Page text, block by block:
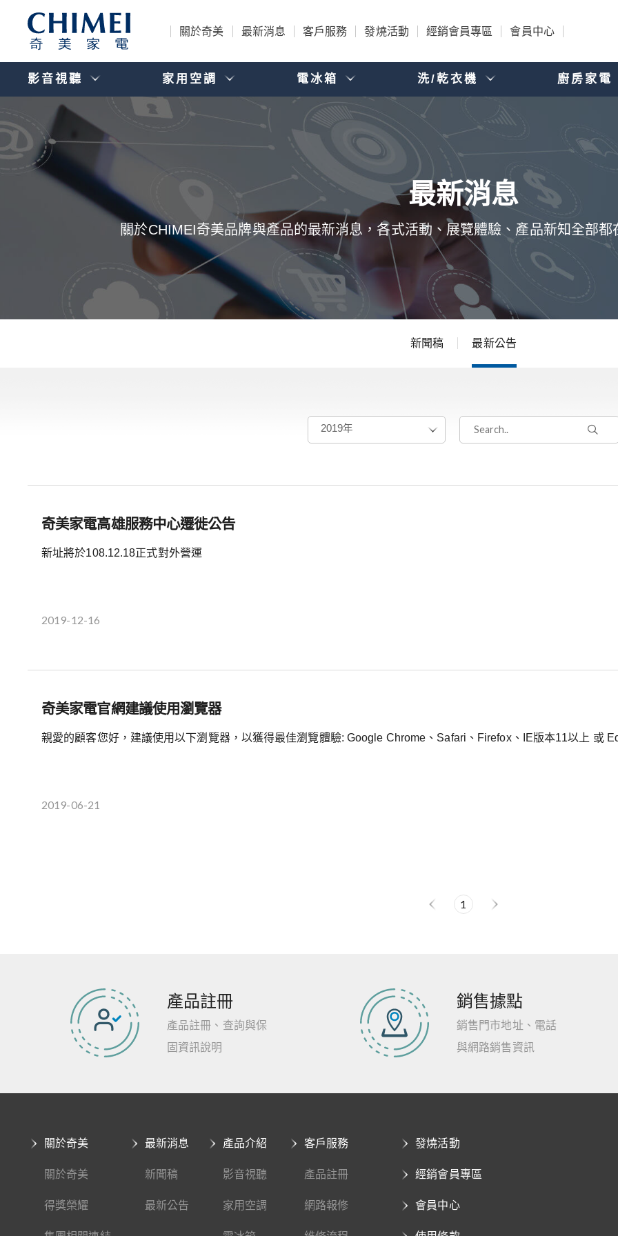
關於奇美 最新消息 客戶服務 發燒活動 經銷會員專區 會員中心
影音視聽 家用空調 電冰箱 洗/乾衣機 廚房家電
關於CHIMEI奇美品牌與產品的最新消息，各式活動、展覽體驗、產品新知全部
新聞稿 最新公告
2019年
奇美家電高雄服務中心遷徙公告
新址將於108.12.18正式對外營運
2019-12-16
奇美家電官網建議使用瀏覽器
親愛的顧客您好，建議使用以下瀏覽器，以獲得最佳瀏覽體驗: Google Chrome、Safari、Firefox、IE版本11以上 或
2019-06-21
1
產品註冊
產品註冊、查詢與保
固資訊說明
銷售據點
銷售門市地址、電話
與網路銷售資訊
關於奇美
關於奇美
得獎榮耀
最新消息
新聞稿
最新公告
產品介紹
影音視聽
家用空調
客戶服務
產品註冊
網路報修
發燒活動
經銷會員專區
會員中心